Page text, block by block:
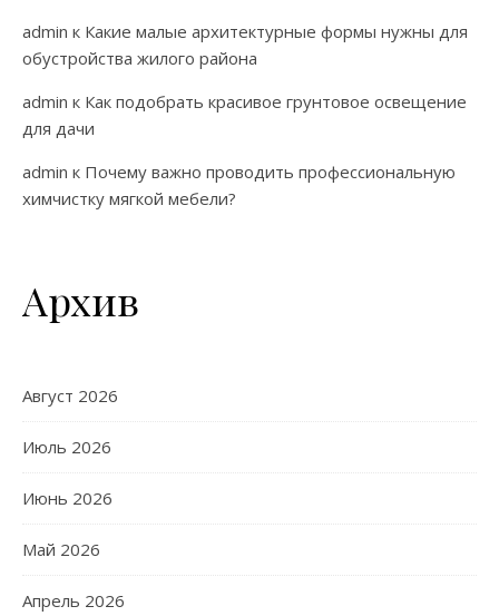
admin к Какие малые архитектурные формы нужны для
обустройства жилого района
admin к Как подобрать красивое грунтовое освещение
для дачи
admin к Почему важно проводить профессиональную
химчистку мягкой мебели?
Архив
Август 2026
Июль 2026
Июнь 2026
Май 2026
Апрель 2026